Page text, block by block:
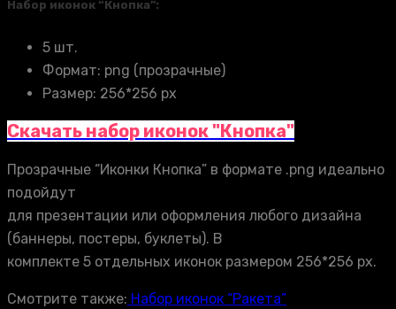
Набор иконок “Кнопка”:
5 шт.
Формат: png (прозрачные)
Размер: 256*256 px
Скачать набор иконок "Кнопка"
Прозрачные “Иконки Кнопка” в формате .png идеально
подойдут
для презентации или оформления любого дизайна
(баннеры, постеры, буклеты). В
комплекте 5 отдельных иконок размером 256*256 px.
Смотрите также: Набор иконок “Ракета”